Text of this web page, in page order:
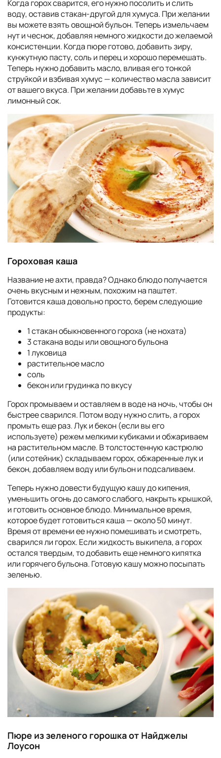
Когда горох сварится, его нужно посолить и слить
воду, оставив стакан-другой для хумуса. При желании
вы можете взять овощной бульон. Теперь измельчаем
нут и чеснок, добавляя немного жидкости до желаемой
консистенции. Когда пюре готово, добавить зиру,
кунжутную пасту, соль и перец и хорошо перемешать.
Теперь нужно добавить масло, вливая его тонкой
струйкой и взбивая хумус — количество масла зависит
от вашего вкуса. При желании добавьте в хумус
лимонный сок.
Гороховая каша
Название не ахти, правда? Однако блюдо получается
очень вкусным и нежным, похожим на паштет.
Готовится каша довольно просто, берем следующие
продукты:
1 стакан обыкновенного гороха (не нохата)
3 стакана воды или овощного бульона
1 луковица
растительное масло
соль
бекон или грудинка по вкусу
Горох промываем и оставляем в воде на ночь, чтобы он
быстрее сварился. Потом воду нужно слить, а горох
промыть еще раз. Лук и бекон (если вы его
используете) режем мелкими кубиками и обжариваем
на растительном масле. В толстостенную кастрюлю
(или сотейник) складываем горох, обжаренные лук и
бекон, добавляем воду или бульон и подсаливаем.
Теперь нужно довести будущую кашу до кипения,
уменьшить огонь до самого слабого, накрыть крышкой,
и готовить основное блюдо. Минимальное время,
которое будет готовиться каша — около 50 минут.
Время от времени ее нужно помешивать и смотреть,
сварился ли горох. Если жидкость выкипела, а горох
остался твердым, то добавить еще немного кипятка
или горячего бульона. Готовую кашу можно посыпать
зеленью.
Пюре из зеленого горошка от Найджелы
Лоусон